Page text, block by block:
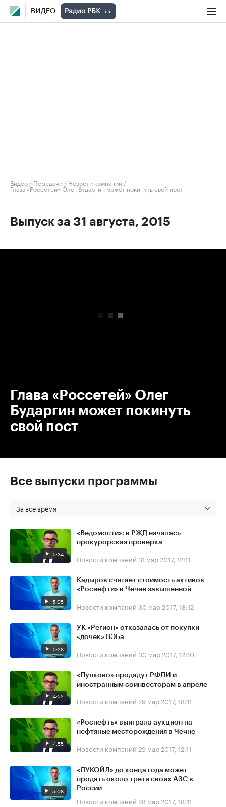
ВИДЕО
Видео / Передачи / Новости компаний /
Глава «Россетей» Олег Бударгин может покинуть свой пост
Выпуск за 31 августа, 2015
Глава «Россетей» Олег
Бударгин может покинуть
свой пост
Все выпуски программы
За все время
5:34
«Ведомости»: в РЖД началась
прокурорская проверка
Новости компаний 31 мар 2017, 12:11
5:05
Кадыров считает стоимость активов
«Роснефти» в Чечне завышенной
Новости компаний 30 мар 2017, 18:12
5:28
УК «Регион» отказалась от покупки
«дочек» ВЭБа
Новости компаний 30 мар 2017, 12:10
4:52
«Пулково» продадут РФПИ и
иностранным соинвесторам в апреле
Новости компаний 29 мар 2017, 18:11
4:55
«Роснефть» выиграла аукцион на
нефтяные месторождения в Чечне
Новости компаний 29 мар 2017, 12:11
5:08
«ЛУКОЙЛ» до конца года может
продать около трети своих АЗС в
России
Новости компаний 28 мар 2017, 18:11